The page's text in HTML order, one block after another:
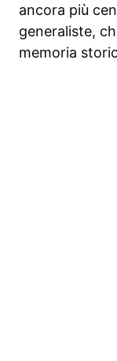
ancora più
generaliste,
memoria